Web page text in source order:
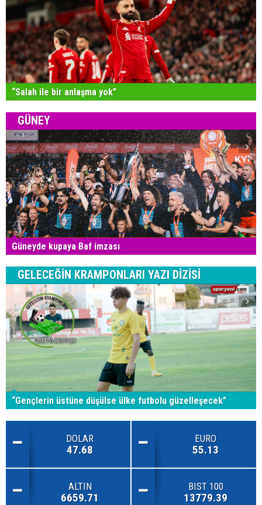
“Salah ile bir anlaşma yok”
GÜNEY
Güneyde kupaya Baf imzası
GELECEĞİN KRAMPONLARI YAZI DİZİSİ
“Gençlerin üstüne düşülse ülke futbolu güzelleşecek”
DOLAR
47.68
EURO
55.13
ALTIN
6659.71
BIST 100
13779.39